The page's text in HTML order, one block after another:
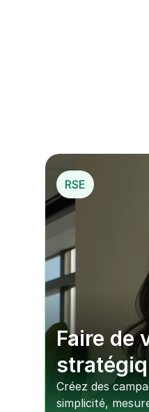
RSE
Faire de
Créez des
simplicité,